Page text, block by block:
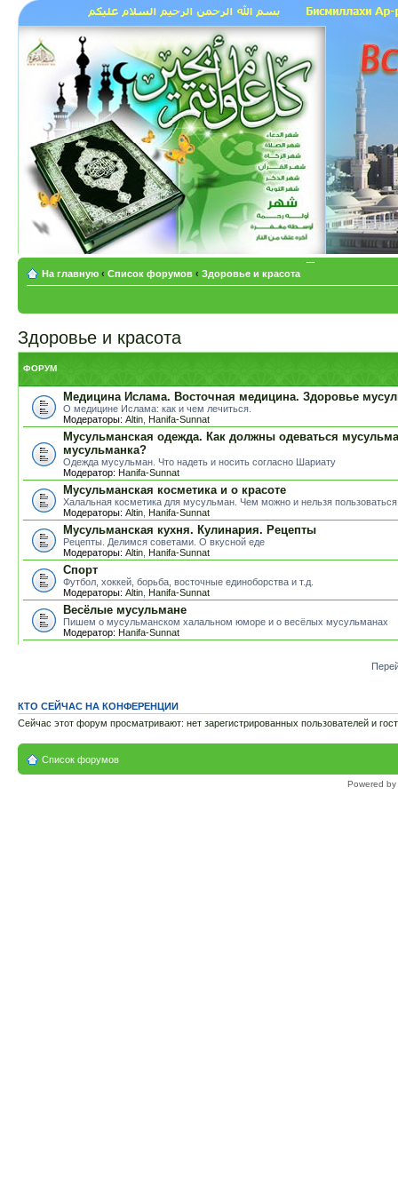
На главную ‹ Список форумов ‹ Здоровье и красота
Здоровье и красота
ФОРУМ
Медицина Ислама. Восточная медицина. Здоровье
О медицине Ислама: как и чем лечиться.
Модераторы: Altin Hanifa-Sunnat
Мусульманская одежда. Как должны одеваться
мусульманка?
Одежда мусульман. Что надеть и носить согласно Шариату
Модератор: Hanifa-Sunnat
Мусульманская косметика и о красоте
Халальная косметика для мусульман. Чем можно и нельзя пользоваться
Модераторы: Altin Hanifa-Sunnat
Мусульманская кухня. Кулинария. Рецепты
Рецепты. Делимся советами. О вкусной еде
Модераторы: Altin Hanifa-Sunnat
Спорт
Футбол, хоккей, борьба, восточные единоборства и т.д.
Модераторы: Altin Hanifa-Sunnat
Весёлые мусульмане
Пишем о мусульманском халальном юморе и о весёлых мусульманах
Модератор: Hanifa-Sunnat
КТО СЕЙЧАС НА КОНФЕРЕНЦИИ
Сейчас этот форум просматривают: нет зарегистрированных пользователей и
Список форумов
Powered by